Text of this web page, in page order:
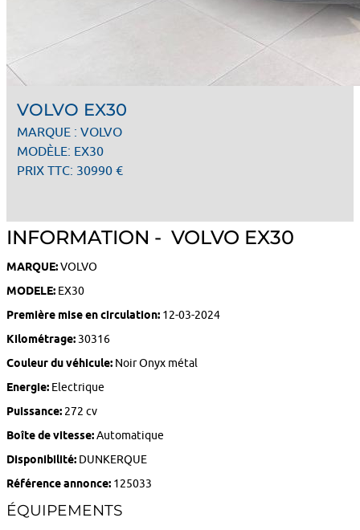
VOLVO EX30
MARQUE : VOLVO
MODÈLE: EX30
PRIX TTC: 30990 €
INFORMATION - VOLVO EX30
MARQUE:VOLVO
MODELE: EX30
Première mise en circulation: 12-03-2024
Kilométrage: 30316
Couleur du véhicule: Noir Onyx métal
Energie: Electrique
Puissance: 272 cv
Boîte de vitesse:Automatique
Disponibilité: DUNKERQUE
Référence annonce: 125033
ÉQUIPEMENTS